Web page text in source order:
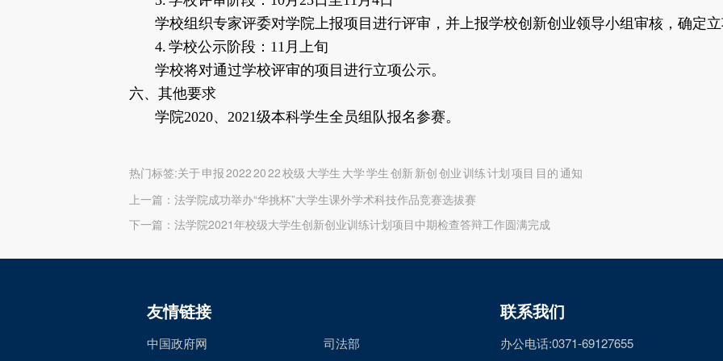
学校组织专家评委对学院上报项目进行评审，并上报学校创新创业领导小组审核，确定
4. 学校公示阶段：11月上旬
学校将对通过学校评审的项目进行立项公示。
六、其他要求
学院2020、2021级本科学生全员组队报名参赛。
热门标签:关于 申报 2022 20 22 校级 大学生 大学 学生 创新 新创 创业 训练 计划 项目 目的 通知
上一篇： 法学院成功举办“华挑杯”大学生课外学术科技作品竞赛选拔赛
下一篇： 法学院2021年校级大学生创新创业训练计划项目中期检查答辩工作圆满完成
友情链接
中国政府网
司法部
联系我们
办公电话:0371-69127655